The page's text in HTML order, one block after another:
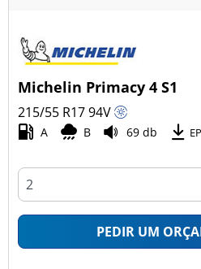
Michelin Primacy 4 S1
215/55 R1794V
A B 69 db
PEDIR UM